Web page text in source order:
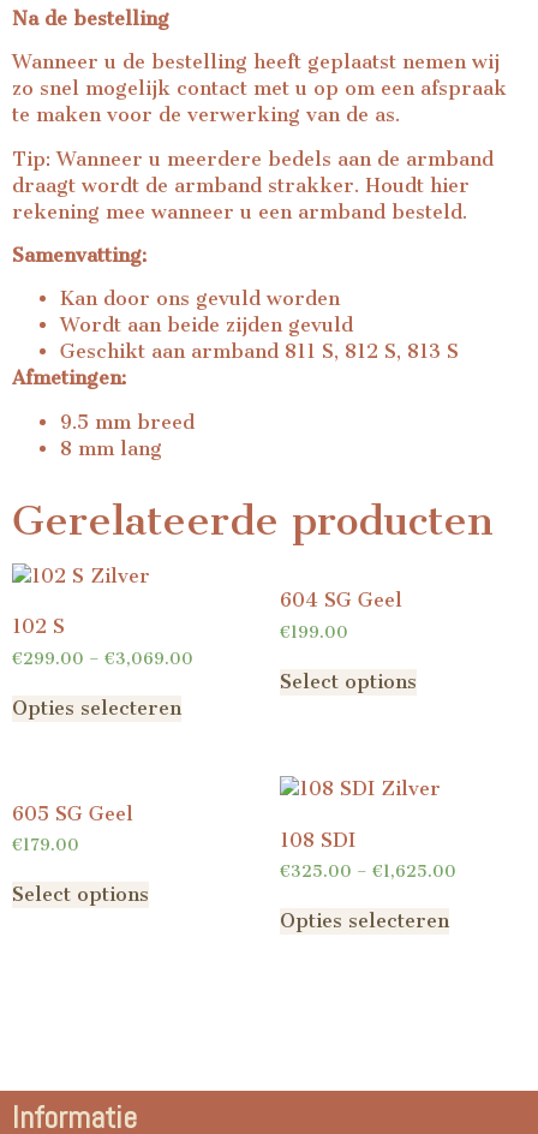
Na de bestelling
Wanneer u de bestelling heeft geplaatst nemen wij
zo snel mogelijk contact met u op om een afspraak
te maken voor de verwerking van de as.
Tip: Wanneer u meerdere bedels aan de armband
draagt wordt de armband strakker. Houdt hier
rekening mee wanneer u een armband besteld.
Samenvatting:
Kan door ons gevuld worden
Wordt aan beide zijden gevuld
Geschikt aan armband 811 S, 812 S, 813 S
Afmetingen:
9.5 mm breed
8 mm lang
Gerelateerde producten
102 S
€299.00 – €3,069.00
Opties selecteren
604 SG Geel
€199.00
Select options
605 SG Geel
€179.00
Select options
108 SDI
€325.00 – €1,625.00
Opties selecteren
Informatie